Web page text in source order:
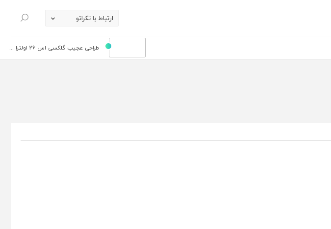
ارتباط با تکراتو
جستجو
طراحی عجیب گلکسی اس 26 اولترا ...